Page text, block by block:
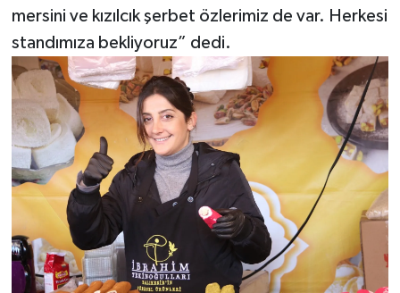
mersini ve kızılcık şerbet özlerimiz de var. Herkesi
standımıza bekliyoruz” dedi.